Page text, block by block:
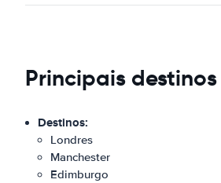
Principais
Destinos:
Londres
Manchester
Edimburgo